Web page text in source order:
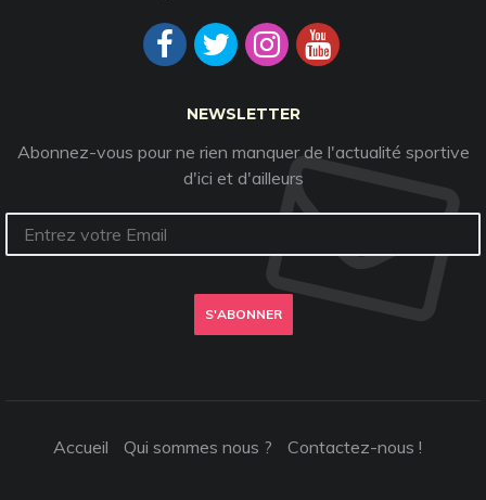
NEWSLETTER
Abonnez-vous pour ne rien manquer de l'actualité sportive
d'ici et d'ailleurs
S'ABONNER
Accueil Qui sommes nous ? Contactez-nous !